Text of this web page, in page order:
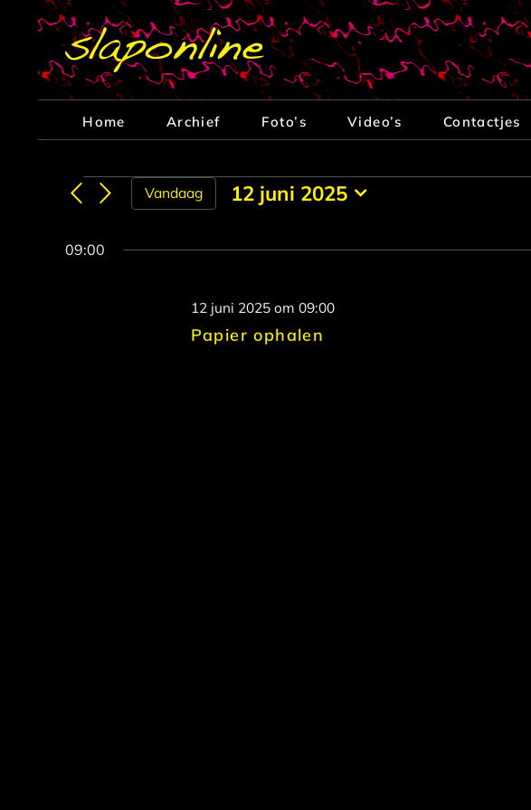
Home Archief Foto’s Video’s Contactjes
Evenementen
in
Vandaag
12 juni 2025
datum.
09:00
Papier ophalen
12 juni 2025 om 09:00